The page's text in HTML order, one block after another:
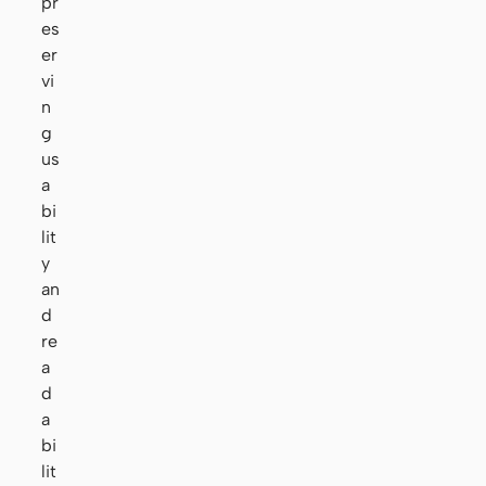
es
er
vi
n
g
us
a
bi
lit
y
an
d
re
a
d
a
bi
lit